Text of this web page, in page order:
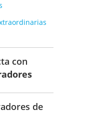
con
de